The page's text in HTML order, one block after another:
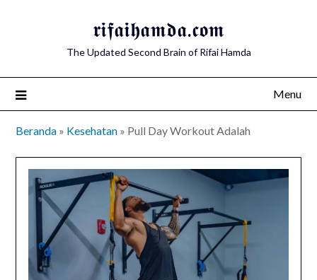
𝖗𝖎𝖋𝖆𝖎𝖍𝖆𝖒𝖉𝖆.𝖈𝖔𝖒
The Updated Second Brain of Rifai Hamda
Menu
Beranda » Kesehatan » Pull Day Workout Adalah